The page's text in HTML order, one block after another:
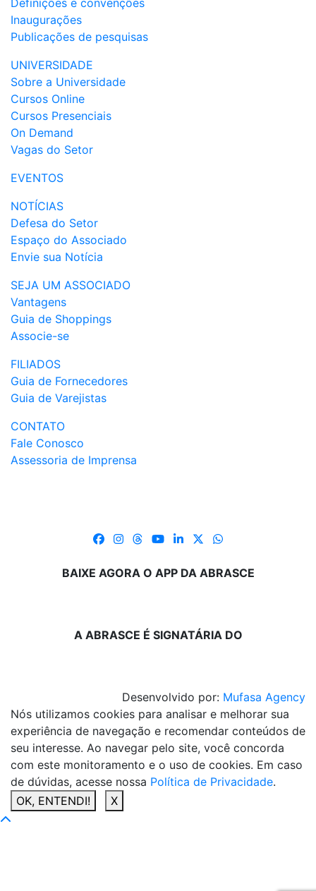
Definições e convenções
Inaugurações
Publicações de pesquisas
UNIVERSIDADE
Sobre a Universidade
Cursos Online
Cursos Presenciais
On Demand
Vagas do Setor
EVENTOS
NOTÍCIAS
Defesa do Setor
Espaço do Associado
Envie sua Notícia
SEJA UM ASSOCIADO
Vantagens
Guia de Shoppings
Associe-se
FILIADOS
Guia de Fornecedores
Guia de Varejistas
CONTATO
Fale Conosco
Assessoria de Imprensa
BAIXE AGORA O APP DA ABRASCE
A ABRASCE É SIGNATÁRIA DO
Desenvolvido por: Mufasa Agency
Nós utilizamos cookies para analisar e melhorar sua
experiência de navegação e recomendar conteúdos de
seu interesse. Ao navegar pelo site, você concorda
com este monitoramento e o uso de cookies. Em caso
de dúvidas, acesse nossa Política de Privacidade.
OK, ENTENDI!
X